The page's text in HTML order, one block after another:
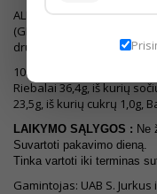
ALERGENAI: SVIESTAS 82%
(GRIETINĖLĖ,PIENO
druska, juodieji malti
100g produkto
Riebalai 36,4g, iš kurių
23,5g, iš kurių cukrų 1,0g,
LAIKYMO SĄLYGOS : Ne
Suvartoti pakavimo dieną.
Tinka vartoti iki terminas
Gamintojas: UAB S.